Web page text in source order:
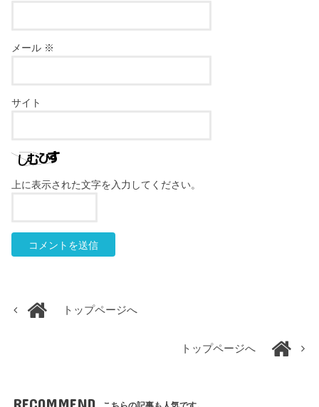
メール ※
サイト
上に表示された文字を入力してください。
トップページへ
トップページへ